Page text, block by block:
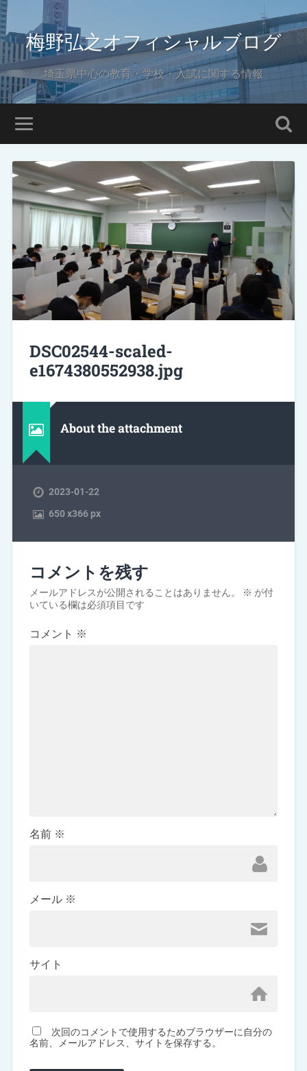
梅野弘之オフィシャルブログ
埼玉県中心の教育・学校・入試に関する情報
DSC02544-scaled-
e1674380552938.jpg
About the attachment
2023-01-22
650x366 px
コメントを残す
メールアドレスが公開されることはありません。 ※ が付
いている欄は必須項目です
コメント ※
名前 ※
メール ※
サイト
次回のコメントで使用するためブラウザーに自分の
名前、メールアドレス、サイトを保存する。